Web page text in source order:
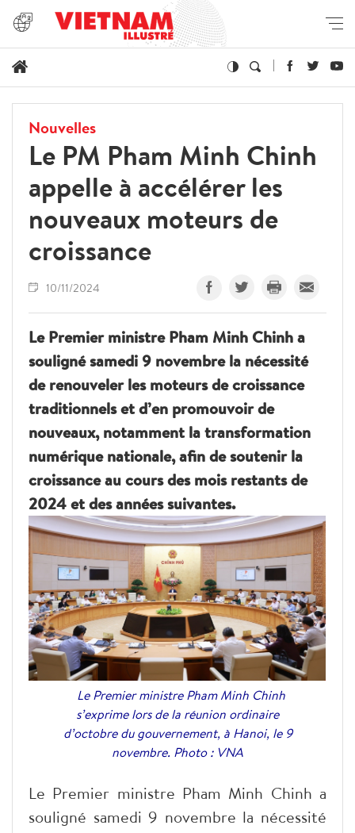
Nouvelles
Le PM Pham Minh Chinh
appelle à accélérer les
nouveaux moteurs de
croissance
10/11/2024
Le Premier ministre Pham Minh Chinh a
souligné samedi 9 novembre la nécessité
de renouveler les moteurs de croissance
traditionnels et d’en promouvoir de
nouveaux, notamment la transformation
numérique nationale, afin de soutenir la
croissance au cours des mois restants de
2024 et des années suivantes.
Le Premier ministre Pham Minh Chinh
s’exprime lors de la réunion ordinaire
d’octobre du gouvernement, à Hanoi, le 9
novembre. Photo : VNA
Le Premier ministre Pham Minh Chinh a
souligné samedi 9 novembre la nécessité